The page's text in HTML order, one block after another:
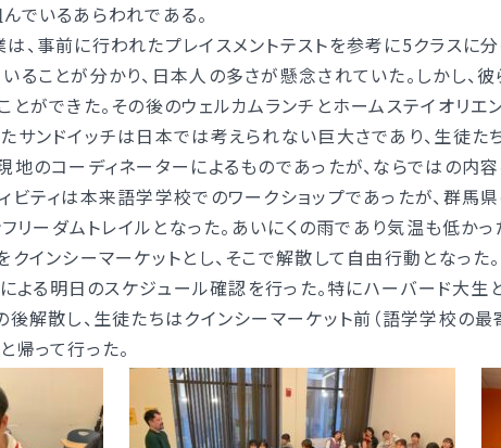
サイトマップ
でいるあらわれである。
、事前に行われたプレイスメントテストを参考に5クラスに
ることが分かり、日本人の多さが懸念されていた。しかし、
とができた。その後のウェルカムランチとホームステイオリ
サンドイッチは日本では考えられない巨大さであり、生徒た
地のコーディネーターによるものであったが、ならではの内
ビティは本来語学学校でのワークショップであったが、群馬
リーダムトレイルとなった。あいにくの雨であり気温も低か
クインシーマーケットとし、そこで解散して自由行動となった。
よる明日のスケジュール確認を行った。特にハーバード大生
後解散し、生徒たちはクインシーマーケット前（語学学校の
帰って行った。